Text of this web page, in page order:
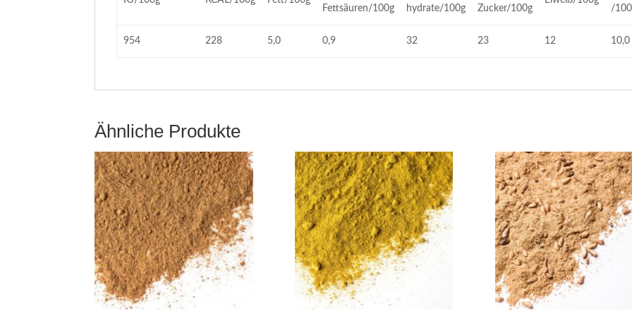
Fettsäuren/100g
hydrate/100g Zucker/100g
/
954 228 5,0 0,9 32 23 12 10,0
Ähnliche Produkte